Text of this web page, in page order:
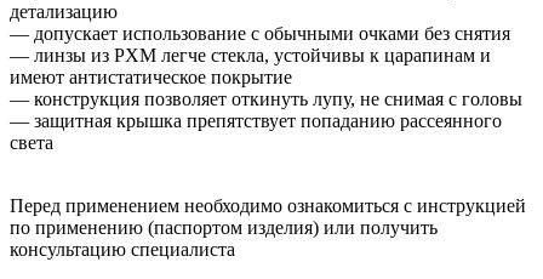
детализацию
— допускает использование с обычными очками без снятия
— линзы из PXM легче стекла, устойчивы к царапинам и
имеют антистатическое покрытие
— конструкция позволяет откинуть лупу, не снимая с головы
— защитная крышка препятствует попаданию рассеянного
света
Перед применением необходимо ознакомиться с инструкцией
по применению (паспортом изделия) или получить
консультацию специалиста